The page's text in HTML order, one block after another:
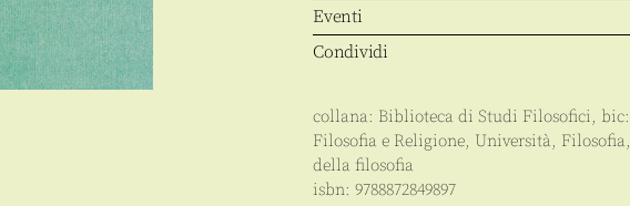
Eventi
Condividi
collana: Biblioteca di Studi Filosofici, bic:
Filosofia e Religione, Università, Filosofia,
della filosofia
isbn: 9788872849897